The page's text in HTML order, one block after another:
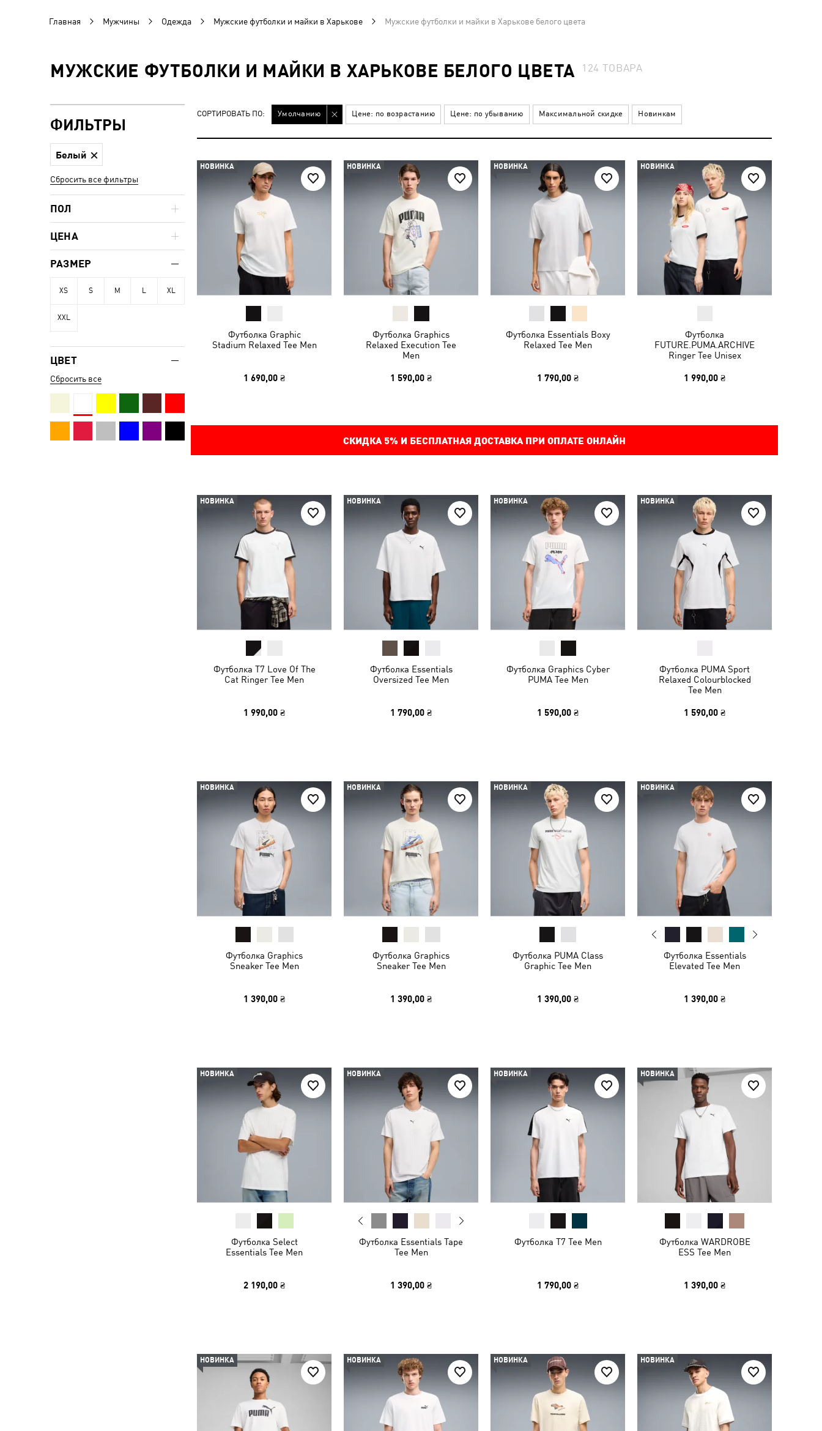
Главная Мужчины Одежда Мужские футболки и майки в Харькове Мужские футболки и майки в Харькове белого цвета
МУЖСКИЕ ФУТБОЛКИ И МАЙКИ В ХАРЬКОВЕ БЕЛОГО ЦВЕТА 124ТОВАРА
СОРТИРОВАТЬ ПО: Умолчанию Цене: по возрастанию Цене: по убыванию Максимальной скидке Новинкам
НОВИНКА
Футболка Graphic
Stadium Relaxed Tee Men
1 690,00 ₴
НОВИНКА
Футболка Graphics
Relaxed Execution Tee
Men
1 590,00 ₴
НОВИНКА
Футболка Essentials Boxy
Relaxed Tee Men
1 790,00 ₴
НОВИНКА
Футболка
FUTURE.PUMA.ARCHIVE
Ringer Tee Unisex
1 990,00 ₴
СКИДКА 5% И БЕСПЛАТНАЯ ДОСТАВКА ПРИ ОПЛАТЕ ОНЛАЙН
НОВИНКА
Футболка T7 Love Of The
Cat Ringer Tee Men
1 990,00 ₴
НОВИНКА
Футболка Essentials
Oversized Tee Men
1 790,00 ₴
НОВИНКА
Футболка Graphics Cyber
PUMA Tee Men
1 590,00 ₴
НОВИНКА
Футболка PUMA Sport
Relaxed Colourblocked
Tee Men
1 590,00 ₴
НОВИНКА
Футболка Graphics
Sneaker Tee Men
1 390,00 ₴
НОВИНКА
Футболка Graphics
Sneaker Tee Men
1 390,00 ₴
НОВИНКА
Футболка PUMA Class
Graphic Tee Men
1 390,00 ₴
НОВИНКА
Футболка Essentials
Elevated Tee Men
1 390,00 ₴
НОВИНКА
Футболка Select
Essentials Tee Men
2 190,00 ₴
НОВИНКА
Футболка Essentials Tape
Tee Men
1 390,00 ₴
НОВИНКА
Футболка T7 Tee Men
1 790,00 ₴
НОВИНКА
Футболка WARDROBE
ESS Tee Men
1 390,00 ₴
НОВИНКА НОВИНКА НОВИНКА НОВИНКА
ФИЛЬТРЫ
Белый
Сбросить все фильтры
ПОЛ
ЦЕНА
РАЗМЕР
XS S M L XL
XXL
ЦВЕТ
Сбросить все